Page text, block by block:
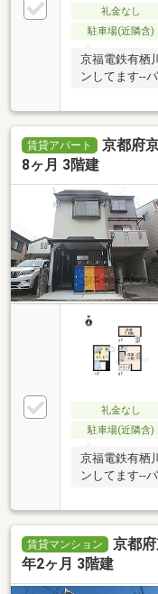
礼金なし
駐車場(近隣含)
京福電鉄有栖
ンしてます--
賃貸アパート
京都府
8ヶ月 3階建
礼金なし
駐車場(近隣含)
京福電鉄有栖
ンしてます--
賃貸マンション
京都
年2ヶ月 3階建